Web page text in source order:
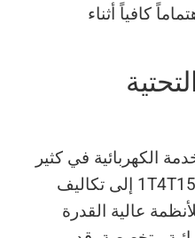
كافياً أثناء
الكهربائية في كثير
من الأحيان $5,000-1T4T15,000 إلى تكاليف
عالية القدرة